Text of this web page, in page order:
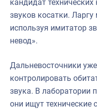
кандидат
звуков косатки.
используя имитатор
невод».
Дальневосточники
контролировать
звука. В лаборатории
они ищут технические